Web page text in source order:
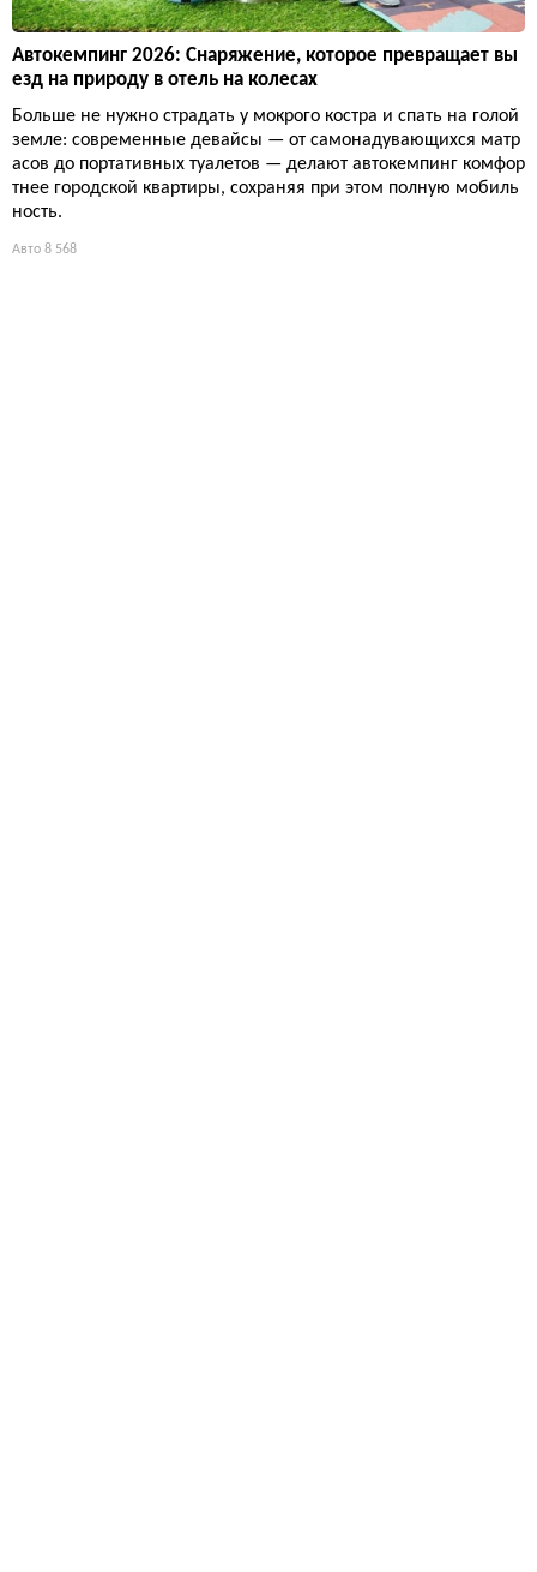
Автокемпинг 2026: Снаряжение, которое превращает вы
езд на природу в отель на колесах
Больше не нужно страдать у мокрого костра и спать на голой
земле: современные девайсы — от самонадувающихся матр
асов до портативных туалетов — делают автокемпинг комфор
тнее городской квартиры, сохраняя при этом полную мобиль
ность.
Авто 8 568